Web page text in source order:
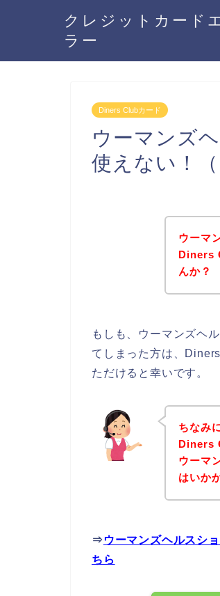
クレジットカード
ラー
Diners Clubカード
ウーマンズ
使えない！
ウーマ
Diners
んか？
もしも、ウーマンズヘ
てしまった方は、
ただけると幸いです。
ちなみ
Diners
ウーマ
はいか
⇒ ウーマンズヘルスシ
ちら